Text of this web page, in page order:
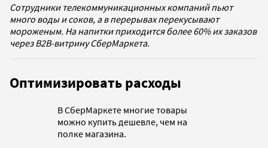
Сотрудники телекоммуникационных компаний пьют
много воды и соков, а в перерывах перекусывают
мороженым. На напитки приходится более 60% их заказов
через B2В-витрину СберМаркета.
Оптимизировать расходы
В СберМаркете многие товары
можно купить дешевле, чем на
полке магазина.